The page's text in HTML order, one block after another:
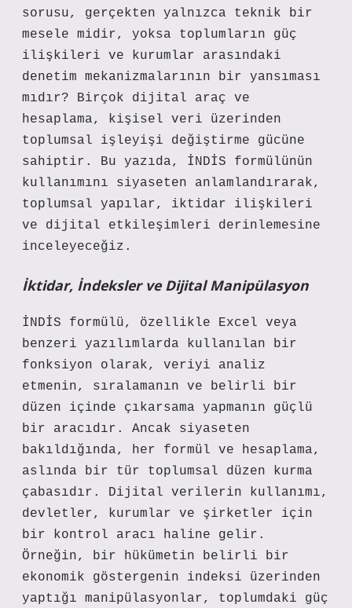
sorusu, gerçekten yalnızca teknik bir
mesele midir, yoksa toplumların güç
ilişkileri ve kurumlar arasındaki
denetim mekanizmalarının bir yansıması
mıdır? Birçok dijital araç ve
hesaplama, kişisel veri üzerinden
toplumsal işleyişi değiştirme gücüne
sahiptir. Bu yazıda, İNDİS formülünün
kullanımını siyaseten anlamlandırarak,
toplumsal yapılar, iktidar ilişkileri
ve dijital etkileşimleri derinlemesine
inceleyeceğiz.
İktidar, İndeksler ve Dijital Manipülasyon
İNDİS formülü, özellikle Excel veya
benzeri yazılımlarda kullanılan bir
fonksiyon olarak, veriyi analiz
etmenin, sıralamanın ve belirli bir
düzen içinde çıkarsama yapmanın güçlü
bir aracıdır. Ancak siyaseten
bakıldığında, her formül ve hesaplama,
aslında bir tür toplumsal düzen kurma
çabasıdır. Dijital verilerin kullanımı,
devletler, kurumlar ve şirketler için
bir kontrol aracı haline gelir.
Örneğin, bir hükümetin belirli bir
ekonomik göstergenin indeksi üzerinden
yaptığı manipülasyonlar, toplumdaki güç